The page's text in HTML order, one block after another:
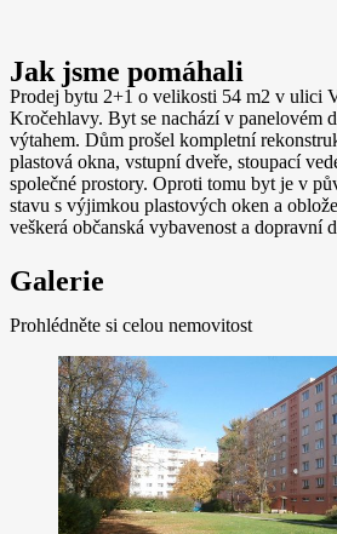
Jak jsme pomáhali
Prodej bytu 2+1 o velikosti 54 m2 v ulici
Kročehlavy. Byt se nachází v panelovém
výtahem. Dům prošel kompletní
plastová okna, vstupní dveře, stoupací
společné prostory. Oproti tomu byt je v
stavu s výjimkou plastových oken a
veškerá občanská vybavenost a dopravní
Galerie
Prohlédněte si celou nemovitost